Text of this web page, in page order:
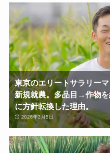
東京のエリートサラリー
新規就農。多品目→作物
に方針転換した理由。
2026年3月5日